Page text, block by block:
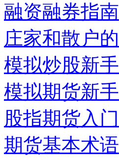
融资融券指南
庄家和散户
模拟炒股新
模拟期货新
股指期货入门
期货基本术语